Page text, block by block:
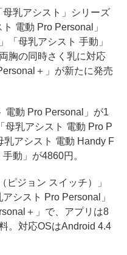
乳アシスト」シリーズ
電動 Pro Personal」
「母乳アシスト 手動」
胸の同時さく乳に対応
＋」が新たに発売
動 Pro Personal」が1
母乳アシスト 電動 Pro P
アシスト 電動 Handy F
動」が4860円。
ジョン スイッチ）」
シスト Pro Personal」
＋」で、アプリは8
。対応OSはAndroid 4.4